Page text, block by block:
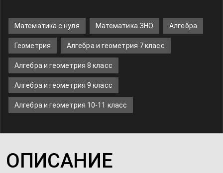
Математика с нуля Математика ЗНО Алгебра
Геометрия Алгебра и геометрия 7 класс
Алгебра и геометрия 8 класс
Алгебра и геометрия 9 класс
Алгебра и геометрия 10-11 класс
ОПИСАНИЕ